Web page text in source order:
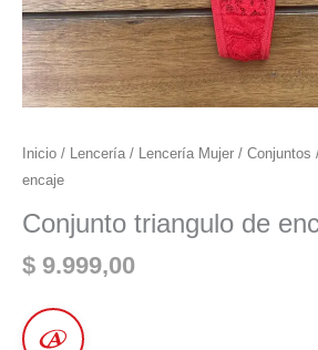
Inicio / Lencería / Lencería Mujer / Conjuntos
encaje
Conjunto triangulo de
$ 9.999,00